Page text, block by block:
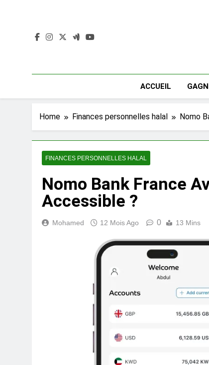
ACCUEIL
Home Finances personnelles halal Nomo
FINANCES PERSONNELLES HALAL
Nomo Bank France
Accessible ?
Mohamed 12 Mois Ago 0 13 Mins